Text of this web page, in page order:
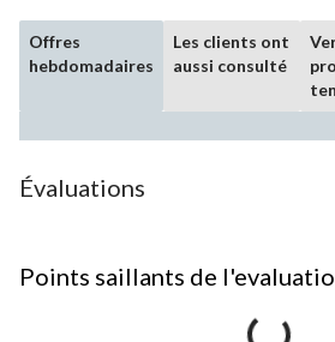
Offres
hebdomadaires
Les clients ont
aussi consulté
Évaluations
Points saillants de